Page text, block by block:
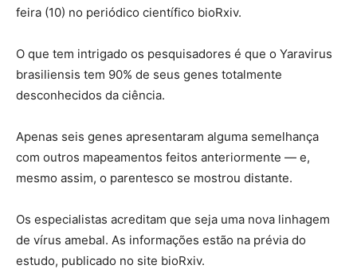
feira (10) no periódico científico bioRxiv.
O que tem intrigado os pesquisadores é que o Yaravirus
brasiliensis tem 90% de seus genes totalmente
desconhecidos da ciência.
Apenas seis genes apresentaram alguma semelhança
com outros mapeamentos feitos anteriormente — e,
mesmo assim, o parentesco se mostrou distante.
Os especialistas acreditam que seja uma nova linhagem
de vírus amebal. As informações estão na prévia do
estudo, publicado no site bioRxiv.